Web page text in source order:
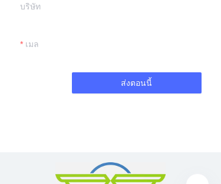
บริษัท
เมล
ส่งตอนนี้